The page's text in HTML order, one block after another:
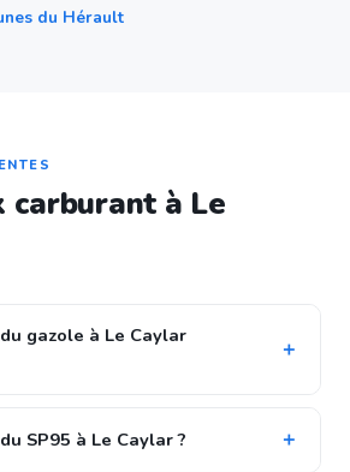
du Hérault
carburant à Le
gazole à Le Caylar
SP95 à Le Caylar ?